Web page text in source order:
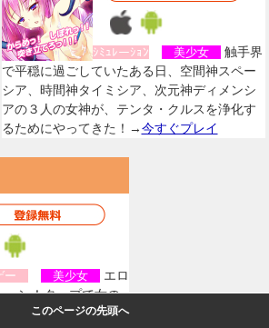
ｼﾐｭﾚーｼｮﾝ 美少女
触手界
で平穏に過ごしていたある日、空間神スペー
シア、時間神タイミシア、次元神ディメンシ
アの３人の女神が、テンタ・クルスを浄化す
るためにやってきた！→今すぐプレイ
ー 美少女
エロ
ョン！タップで女の
っぱいが、おしり
このページの先頭へ